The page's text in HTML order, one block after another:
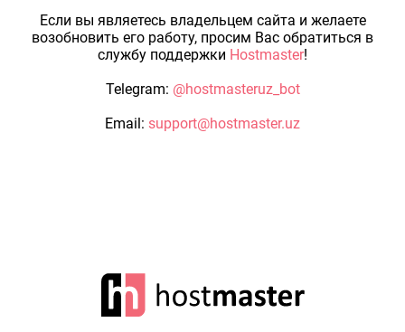
Если вы являетесь владельцем сайта и желаете
возобновить его работу, просим Вас обратиться в
службу поддержки Hostmaster!
Telegram: @hostmasteruz_bot
Email: support@hostmaster.uz